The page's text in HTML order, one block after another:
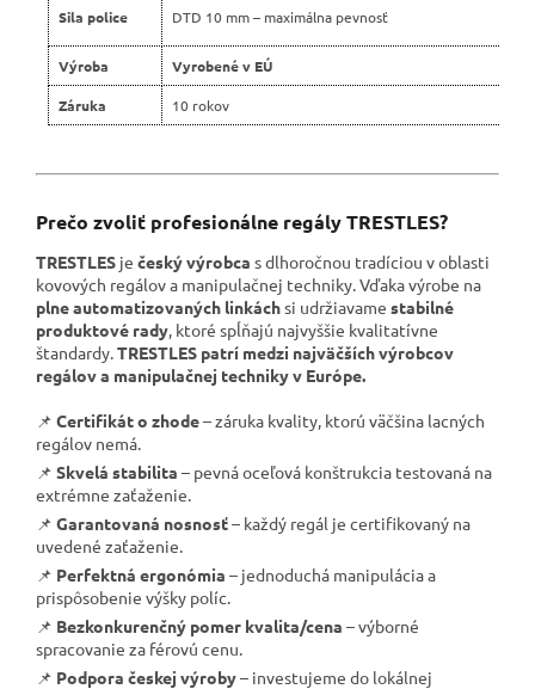
Sila police DTD 10 mm – maximálna pevnosť
Výroba Vyrobené v EÚ
Záruka 10 rokov
Prečo zvoliť profesionálne regály TRESTLES?
TRESTLES je český výrobca s dlhoročnou tradíciou v oblasti
kovových regálov a manipulačnej techniky. Vďaka výrobe na
plne automatizovaných linkáchsi udržiavame stabilné
produktové rady , ktoré spĺňajú najvyššie kvalitatívne
štandardy. TRESTLES patrí medzi najväčších výrobcov
regálov a manipulačnej techniky v Európe.
📌 Certifikát o zhode– záruka kvality, ktorú väčšina lacných
regálov nemá.
📌 Skvelá stabilita – pevná oceľová konštrukcia testovaná na
extrémne zaťaženie.
📌 Garantovaná nosnosť– každý regál je certifikovaný na
uvedené zaťaženie.
📌 Perfektná ergonómia – jednoduchá manipulácia a
prispôsobenie výšky políc.
📌 Bezkonkurenčný pomer kvalita/cena – výborné
spracovanie za férovú cenu.
📌 Podpora českej výroby– investujeme do lokálnej